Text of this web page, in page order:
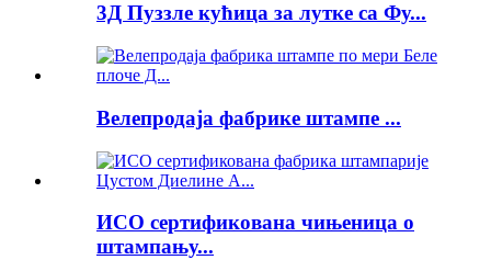
3Д Пуззле кућица за лутке са Фу...
Велепродаја фабрике штампе ...
ИСО сертификована чињеница о
штампању...